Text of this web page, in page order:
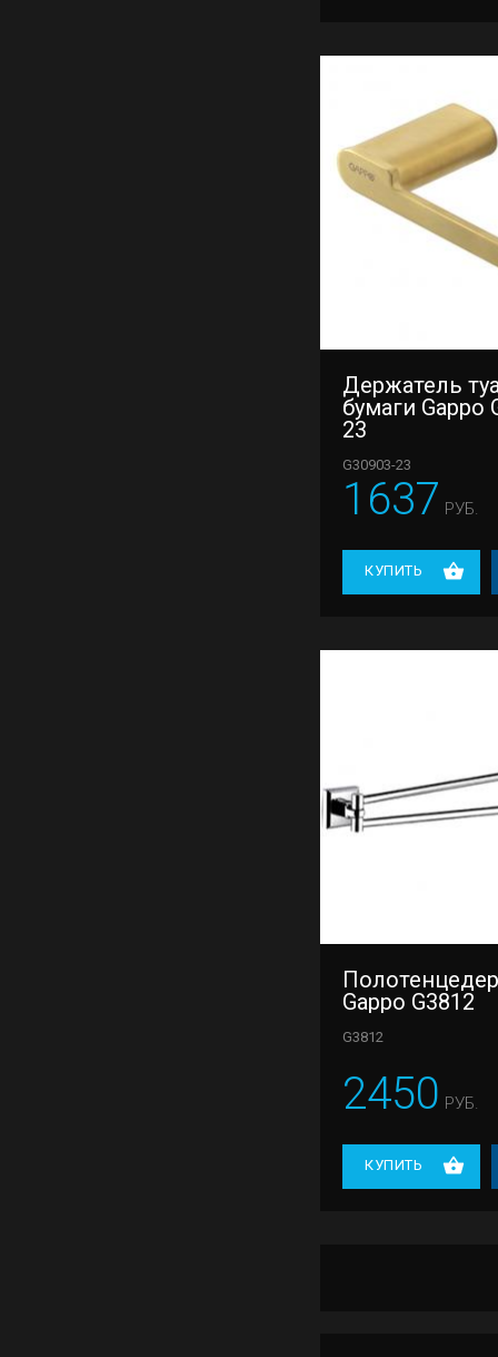
Держатель
бумаги Gappo
23
G30903-23
1637 РУБ.
КУПИТЬ
Gappo G3812
G3812
2450 РУБ.
КУПИТЬ